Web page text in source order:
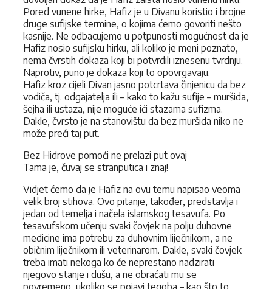
Pored vunene hirke, Hafiz je u Divanu koristio i brojne
druge sufijske termine, o kojima ćemo govoriti nešto
kasnije. Ne odbacujemo u potpunosti mogućnost da je
Hafiz nosio sufijsku hirku, ali koliko je meni poznato,
nema čvrstih dokaza koji bi potvrdili iznesenu tvrdnju.
Naprotiv, puno je dokaza koji to opovrgavaju.
Hafiz kroz cijeli Divan jasno potcrtava činjenicu da bez
vodiča, tj. odgajatelja ili – kako to kažu sufije – muršida,
šejha ili ustaza, nije moguće ići stazama sufizma.
Dakle, čvrsto je na stanovištu da bez muršida niko ne
može preći taj put.
Bez Hidrove pomoći ne prelazi put ovaj
Tama je, čuvaj se stranputica i znaj!
Vidjet ćemo da je Hafiz na ovu temu napisao veoma
velik broj stihova. Ovo pitanje, također, predstavlja i
jedan od temelja i načela islamskog tesavufa. Po
tesavufskom učenju svaki čovjek na polju duhovne
medicine ima potrebu za duhovnim liječnikom, a ne
običnim liječnikom ili veterinarom. Dakle, svaki čovjek
treba imati nekoga ko će neprestano nadzirati
njegovo stanje i dušu, a ne obraćati mu se
povremeno, ukoliko se pojavi tegoba – kao što to